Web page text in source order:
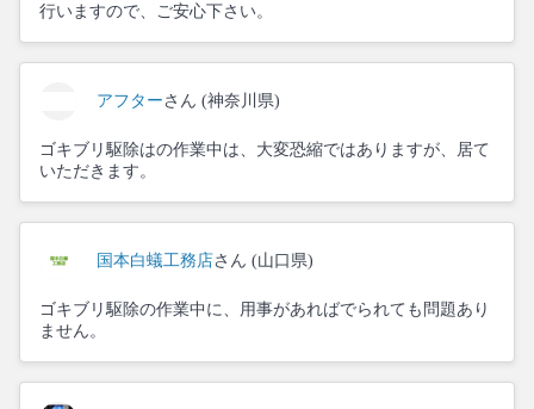
行いますので、ご安心下さい。
アフター さん (神奈川県)
ゴキブリ駆除はの作業中は、大変恐縮ではありますが、居て
いただきます。
国本白蟻工務店さん (山口県)
ゴキブリ駆除の作業中に、用事があればでられても問題あり
ません。